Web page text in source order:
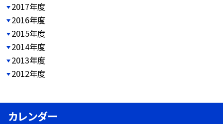
2017年度
2016年度
2015年度
2014年度
2013年度
2012年度
カレンダー